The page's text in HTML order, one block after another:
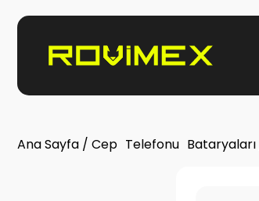
Ana Sayfa / Cep Telefonu Bataryaları